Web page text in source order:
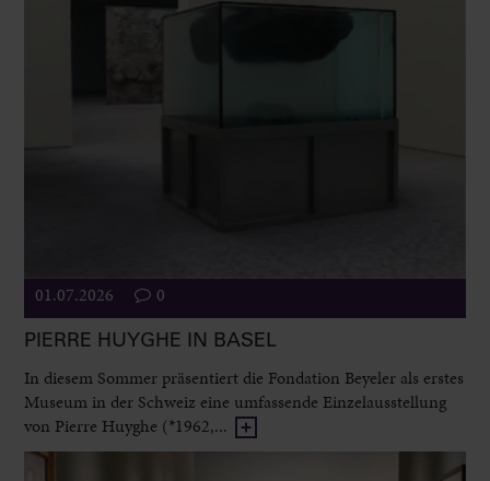
01.07.2026 0
PIERRE HUYGHE IN BASEL
In diesem Sommer präsentiert die Fondation Beyeler als erstes
Museum in der Schweiz eine umfassende Einzelausstellung
von Pierre Huyghe (*1962,...